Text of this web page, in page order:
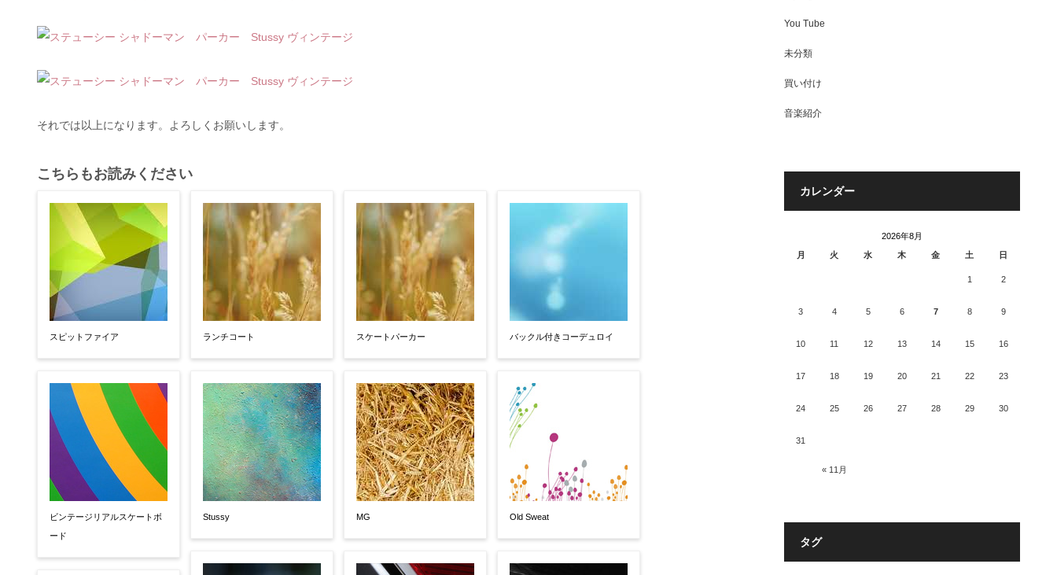
それでは以上になります。よろしくお願いします。
こちらもお読みください
スピットファイア
ビンテージリアルスケートボ
ード
ランチコート
Stussy
スケートパーカー
MG
バックル付きコーデュロイ
Old Sweat
You Tube
未分類
買い付け
音楽紹介
カレンダー
2026年8月
月
火 水 木 金 土 日
« 11月
1 2
3 4 5 6 7 8 9
10 11 12 13 14 15 16
17 18 19 20 21 22 23
24 25 26 27 28 29 30
31
タグ